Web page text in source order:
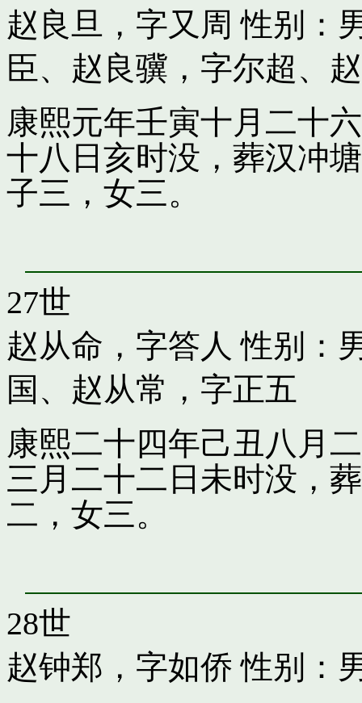
赵良旦，字又周 性别：
臣、 赵良骥，字尔超 、
康熙元年壬寅十月二十
十八日亥时没，葬汉冲
子三，女三。
27世
赵从命，字答人 性别：
国 、 赵从常，字正五
康熙二十四年己丑八月
三月二十二日未时没，
二，女三。
28世
赵钟郑，字如侨 性别：